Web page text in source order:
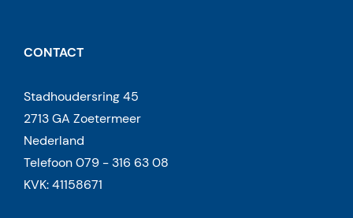
CONTACT
Stadhoudersring 45
2713 GA Zoetermeer
Nederland
Telefoon 079 - 316 63 08
KVK: 41158671